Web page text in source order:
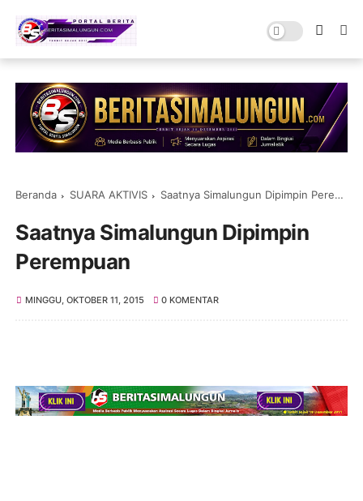
Beranda SUARA AKTIVIS Saatnya Simalungun Dipimpin Perempuan
Saatnya Simalungun Dipimpin
Perempuan
MINGGU, OKTOBER 11, 2015 0 KOMENTAR